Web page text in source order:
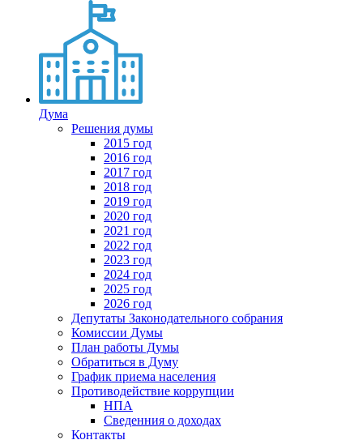
Дума
Решения думы
2015 год
2016 год
2017 год
2018 год
2019 год
2020 год
2021 год
2022 год
2023 год
2024 год
2025 год
2026 год
Депутаты Законодательного собрания
Комиссии Думы
План работы Думы
Обратиться в Думу
График приема населения
Противодействие коррупции
НПА
Сведенния о доходах
Контакты